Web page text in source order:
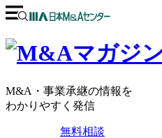
M&A・事業承継の情報を
わかりやすく発信
無料相談